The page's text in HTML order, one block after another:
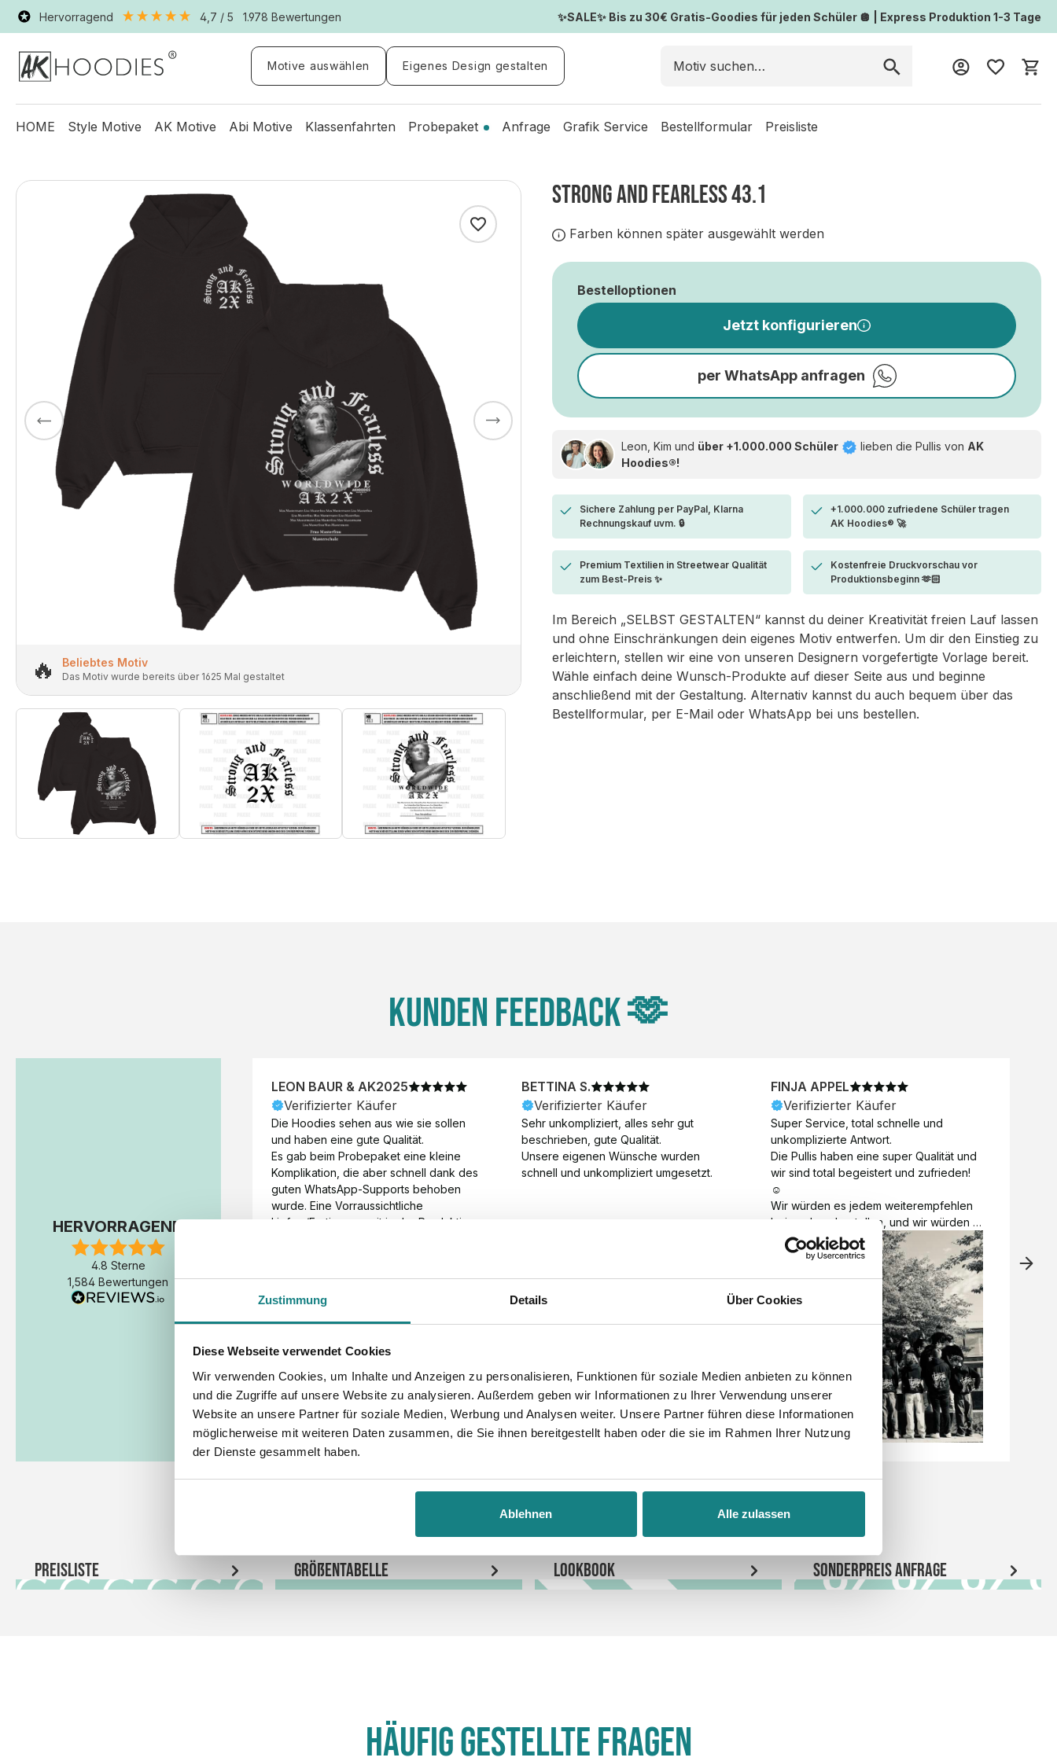
Zustimmung Details Über Cookies
Diese Webseite verwendet Cookies
Wir verwenden Cookies, um Inhalte und Anzeigen zu personalisieren, Funktionen für soziale Medien anbieten zu können
und die Zugriffe auf unsere Website zu analysieren. Außerdem geben wir Informationen zu Ihrer Verwendung unserer
Website an unsere Partner für soziale Medien, Werbung und Analysen weiter. Unsere Partner führen diese Informationen
möglicherweise mit weiteren Daten zusammen, die Sie ihnen bereitgestellt haben oder die sie im Rahmen Ihrer Nutzung
der Dienste gesammelt haben.
Ablehnen Alle zulassen
Hervorragend 4,7 / 5 1.978 Bewertungen ✨SALE✨ Bis zu 30€ Gratis-Goodies für jeden Schüler 🪩 | Express Produktion 1-3 Tage
Motive auswählen Eigenes Design gestalten
HOME Style Motive AK Motive Abi Motive Klassenfahrten Probepaket Anfrage Grafik Service Bestellformular Preisliste
🔥 Beliebtes Motiv
Das Motiv wurde bereits über 1625 Mal gestaltet
STRONG AND FEARLESS 43.1
Farben können später ausgewählt werden
Bestelloptionen
Jetzt konfigurieren
per WhatsApp anfragen
Leon, Kim und über +1.000.000 Schüler lieben die Pullis von AK
Hoodies®!
Sichere Zahlung per PayPal, Klarna
Rechnungskauf uvm. 🔒
+1.000.000 zufriedene Schüler tragen
AK Hoodies® 🚀
Premium Textilien in Streetwear Qualität
zum Best-Preis ✨
Kostenfreie Druckvorschau vor
Produktionsbeginn 🫶🏻
Im Bereich „SELBST GESTALTEN“ kannst du deiner Kreativität freien Lauf lassen
und ohne Einschränkungen dein eigenes Motiv entwerfen. Um dir den Einstieg zu
erleichtern, stellen wir eine von unseren Designern vorgefertigte Vorlage bereit.
Wähle einfach deine Wunsch-Produkte auf dieser Seite aus und beginne
anschließend mit der Gestaltung. Alternativ kannst du auch bequem über das
Bestellformular, per E-Mail oder WhatsApp bei uns bestellen.
Kunden Feedback 🫶
HERVORRAGEND
4.8 Sterne
1,584 Bewertungen
LEON BAUR & AK2025
Verifizierter Käufer
Die Hoodies sehen aus wie sie sollen
und haben eine gute Qualität.
Es gab beim Probepaket eine kleine
Komplikation, die aber schnell dank des
guten WhatsApp-Supports behoben
wurde. Eine Vorraussichtliche
Liefer-/Fertigungszeit in der Produktion
Fertigstellung der Produktion.
BETTINA S.
Verifizierter Käufer
Sehr unkompliziert, alles sehr gut
beschrieben, gute Qualität.
Unsere eigenen Wünsche wurden
schnell und unkompliziert umgesetzt.
FINJA APPEL
Verifizierter Käufer
Super Service, total schnelle und
unkomplizierte Antwort.
Die Pullis haben eine super Qualität und
wir sind total begeistert und zufrieden!
☺️
Wir würden es jedem weiterempfehlen
bei euch zu bestellen, und wir würden
es auch sofort nochmal tun!
Vielen Dank für alles 😊
Preisliste Größentabelle LookBook Sonderpreis Anfrage
Häufig gestellte Fragen